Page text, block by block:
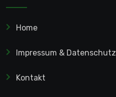
Home
Impressum & Datenschutz
Kontakt